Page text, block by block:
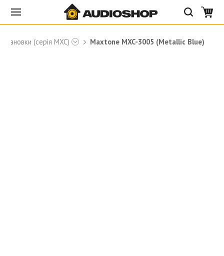
(серія MXC) Maxtone MXC-3005 (Metallic Blue)